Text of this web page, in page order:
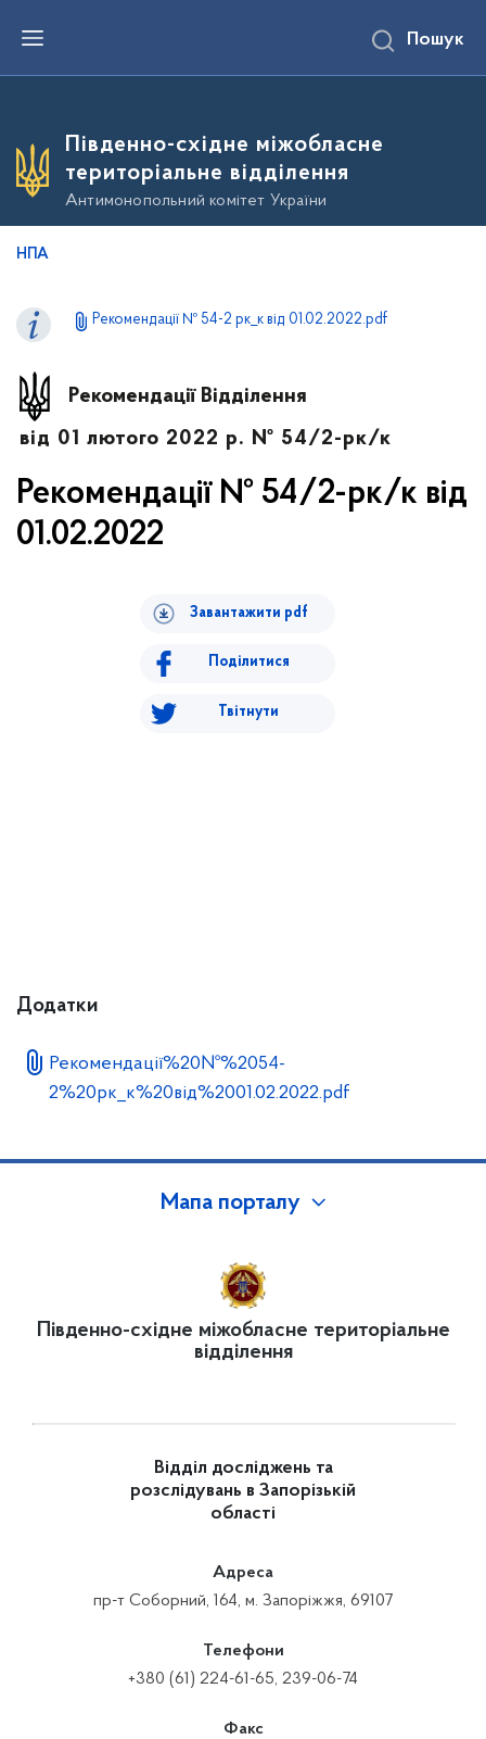
е
о
о
в
о
в
Пошук
Південно-східне міжобласне
територіальне відділення
Антимонопольний комітет України
НПА
Рекомендації № 54-2 рк_к від 01.02.2022.pdf
Рекомендації Відділення
від 01 лютого 2022 р. № 54/2-рк/к
Рекомендації № 54/2-рк/к від
01.02.2022
Завантажити pdf
Поділитися
Твітнути
Додатки
Рекомендації%20№%2054-
2%20рк_к%20від%2001.02.2022.pdf
Мапа порталу
Південно-східне міжобласне територіальне
відділення
Відділ досліджень та
розслідувань в Запорізькій
області
Адреса
пр-т Соборний, 164, м. Запоріжжя, 69107
Телефони
+380 (61) 224-61-65, 239-06-74
Факс